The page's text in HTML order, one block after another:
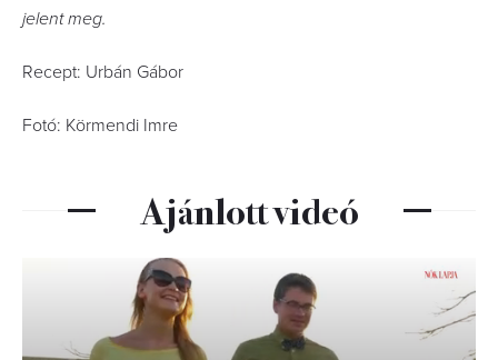
jelent meg.
Recept: Urbán Gábor
Fotó: Körmendi Imre
Ajánlott videó